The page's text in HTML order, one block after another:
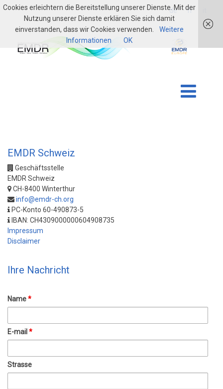
login de fr
EMDR Schweiz
Geschäftsstelle
EMDR Schweiz
CH-8400 Winterthur
info@emdr-ch.org
PC-Konto 60-490873-5
IBAN: CH4309000000604908735
Impressum
Disclaimer
Ihre Nachricht
Name*
E-mail *
Strasse
Cookies erleichtern die Bereitstellung unserer Dienste. Mit der
Nutzung unserer Dienste erklären Sie sich damit
einverstanden, dass wir Cookies verwenden.
Weitere
Informationen
OK